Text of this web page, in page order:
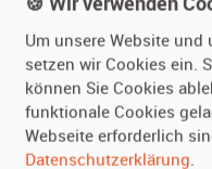
Fotos senden
Fragen für Vermieter
Inserat verwalten
SPECIAL
Berühmte Filmautos –
Um unsere Website
setzen wir Cookies ein.
können Sie Cookies
funktionale Cookies
Webseite erforderlich
Datenschutzerklärung.